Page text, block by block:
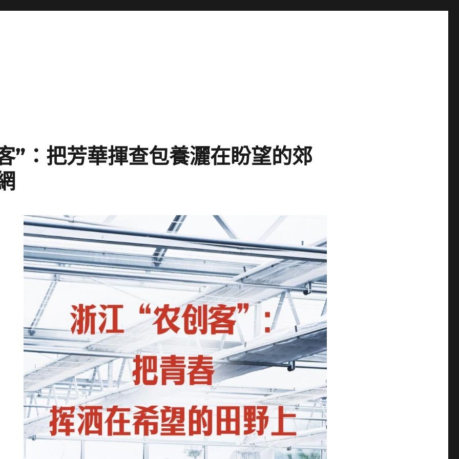
”：把芳華揮查包養灑在盼望的郊